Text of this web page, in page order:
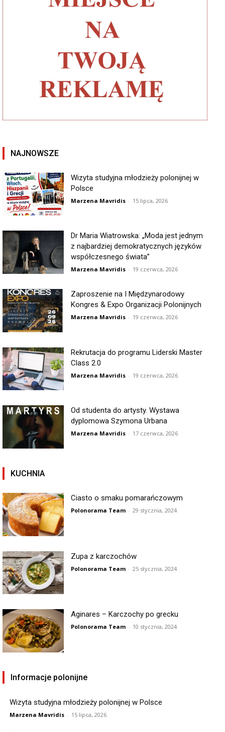
NAJNOWSZE
Wizyta studyjna młodzieży polonijnej w
Polsce
Marzena Mavridis - 15 lipca, 2026
Dr Maria Wiatrowska: „Moda jest jednym
z najbardziej demokratycznych języków
współczesnego świata”
Marzena Mavridis - 19 czerwca, 2026
Zaproszenie na I Międzynarodowy
Kongres & Expo Organizacji Polonijnych
Marzena Mavridis - 19 czerwca, 2026
Rekrutacja do programu Liderski Master
Class 2.0
Marzena Mavridis - 19 czerwca, 2026
Od studenta do artysty. Wystawa
dyplomowa Szymona Urbana
Marzena Mavridis - 17 czerwca, 2026
KUCHNIA
Ciasto o smaku pomarańczowym
Polonorama Team - 29 stycznia, 2024
Zupa z karczochów
Polonorama Team - 25 stycznia, 2024
Aginares – Karczochy po grecku
Polonorama Team - 10 stycznia, 2024
Informacje polonijne
Wizyta studyjna młodzieży polonijnej w Polsce
Marzena Mavridis - 15 lipca, 2026